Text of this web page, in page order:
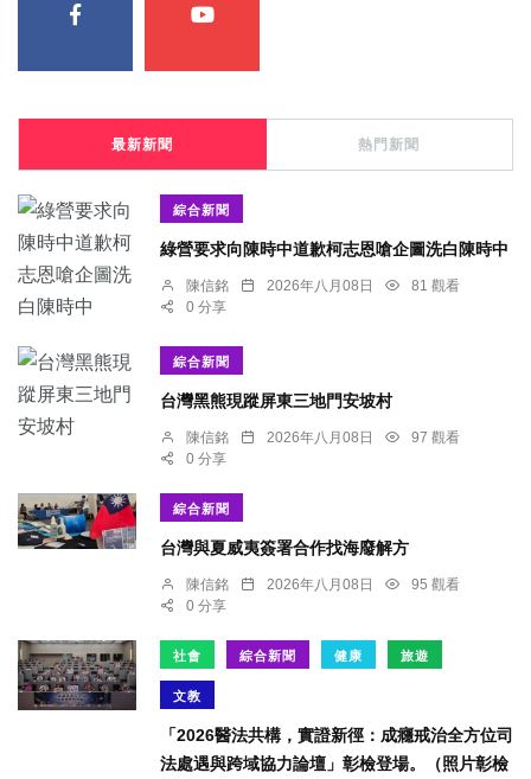
最新新聞 熱門新聞
綜合新聞
綠營要求向陳時中道歉柯志恩嗆企圖洗白陳時中
陳信銘 2026年八月08日
81 觀看
0 分享
綜合新聞
台灣黑熊現蹤屏東三地門安坡村
陳信銘 2026年八月08日
97 觀看
0 分享
綜合新聞
台灣與夏威夷簽署合作找海廢解方
陳信銘 2026年八月08日
95 觀看
0 分享
社會 綜合新聞 健康 旅遊
文教
「2026醫法共構，實證新徑：成癮戒治全方位司
法處遇與跨域協力論壇」彰檢登場。（照片彰檢